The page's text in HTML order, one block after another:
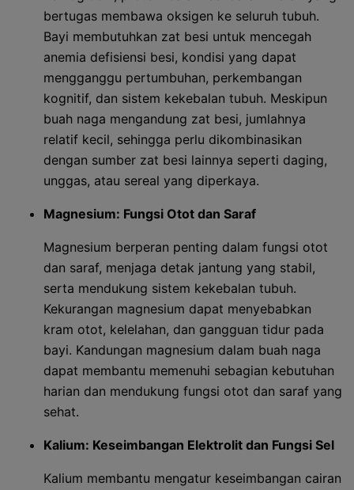
bertugas membawa oksigen ke seluruh tubuh.
Bayi membutuhkan zat besi untuk mencegah
anemia defisiensi besi, kondisi yang dapat
mengganggu pertumbuhan, perkembangan
kognitif, dan sistem kekebalan tubuh. Meskipun
buah naga mengandung zat besi, jumlahnya
relatif kecil, sehingga perlu dikombinasikan
dengan sumber zat besi lainnya seperti daging,
unggas, atau sereal yang diperkaya.
Magnesium: Fungsi Otot dan Saraf
Magnesium berperan penting dalam fungsi otot
dan saraf, menjaga detak jantung yang stabil,
serta mendukung sistem kekebalan tubuh.
Kekurangan magnesium dapat menyebabkan
kram otot, kelelahan, dan gangguan tidur pada
bayi. Kandungan magnesium dalam buah naga
dapat membantu memenuhi sebagian kebutuhan
harian dan mendukung fungsi otot dan saraf yang
sehat.
Kalium: Keseimbangan Elektrolit dan Fungsi Sel
Kalium membantu mengatur keseimbangan cairan